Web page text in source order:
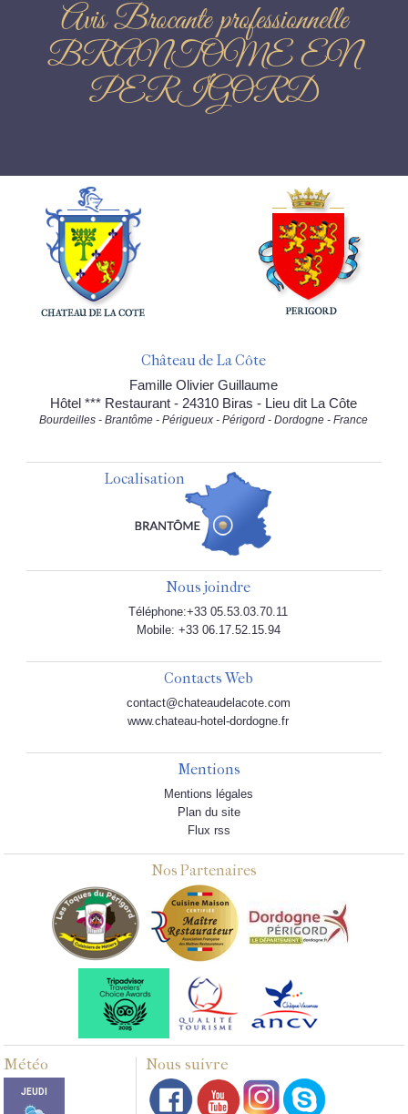
Avis Brocante professionnelle
BRANTOME EN
PERIGORD
Château de La Côte
Famille Olivier Guillaume
Hôtel *** Restaurant - 24310 Biras - Lieu dit La Côte
Bourdeilles - Brantôme - Périgueux - Périgord - Dordogne - France
Localisation
Nous joindre
Téléphone:+33 05.53.03.70.11
Mobile: +33 06.17.52.15.94
Contacts Web
contact@chateaudelacote.com
www.chateau-hotel-dordogne.fr
Mentions
Mentions légales
Plan du site
Flux rss
Nos Partenaires
Météo Nous suivre